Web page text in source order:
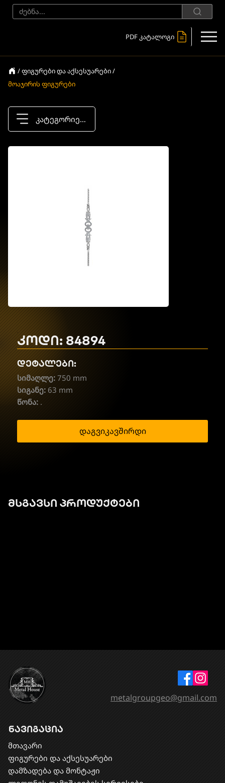
PDF კატალოგი
/ ფიგურები და აქსესუარები /
მოაჯირის ფიგურები
კატეგორიები
კოდი: 84894
დეტალები:
სიმაღლე: 750 mm
სიგანე: 63 mm
წონა: .
დაგვიკავშირდი
მსგავსი პროდუქტები
ნავიგაცია
მთავარი
ფიგურები და აქსესუარები
დამზადება და მონტაჟი
metalgroupgeo@gmail.com